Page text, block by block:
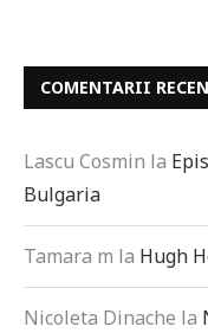
COMENTARII
Lascu Cosmin la
Bulgaria
Tamara m la Hugh
Nicoleta Dinache la